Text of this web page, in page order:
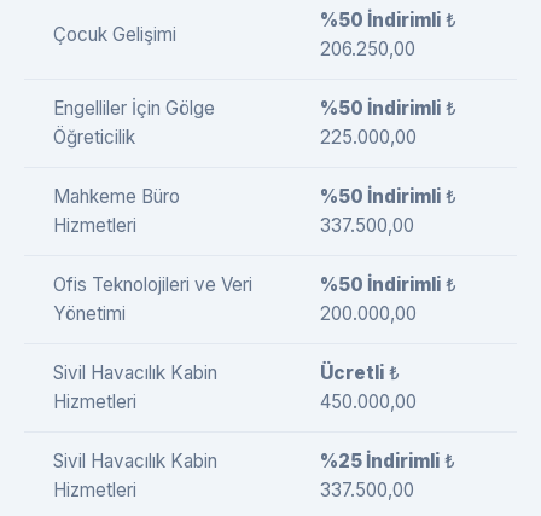
Çocuk Gelişimi
%50 İndirimli ₺
206.250,00
Engelliler İçin Gölge
Öğreticilik
%50 İndirimli ₺
225.000,00
Mahkeme Büro
Hizmetleri
%50 İndirimli ₺
337.500,00
Ofis Teknolojileri ve Veri
Yönetimi
%50 İndirimli ₺
200.000,00
Sivil Havacılık Kabin
Hizmetleri
Ücretli ₺
450.000,00
Sivil Havacılık Kabin
Hizmetleri
%25 İndirimli ₺
337.500,00